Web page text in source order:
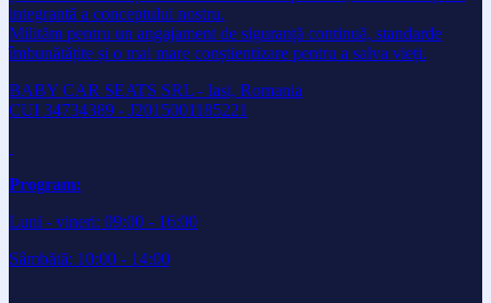
integrantă a conceptului nostru.
Milităm pentru un angajament de siguranță continuă, standarde
îmbunătățite și o mai mare conștientizare pentru a salva vieți.
BABY CAR SEATS SRL - Iasi, Romania
CUI 34734389 - J2015001185221
Program:
Luni - vineri: 09:00 - 16:00
Sâmbătă: 10:00 - 14:00